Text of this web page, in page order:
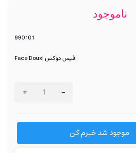
ناموجود
990101
فیس دوکس |Face Doux
-
+
موجود شد خبرم کن